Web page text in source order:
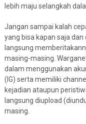
lebih maju selangkah
Jangan sampai kalah
yang bisa kapan saja
langsung
masing-masing.
dalam menggunakan
(IG) serta memiliki
kejadian ataupun
langsung diupload
masing.